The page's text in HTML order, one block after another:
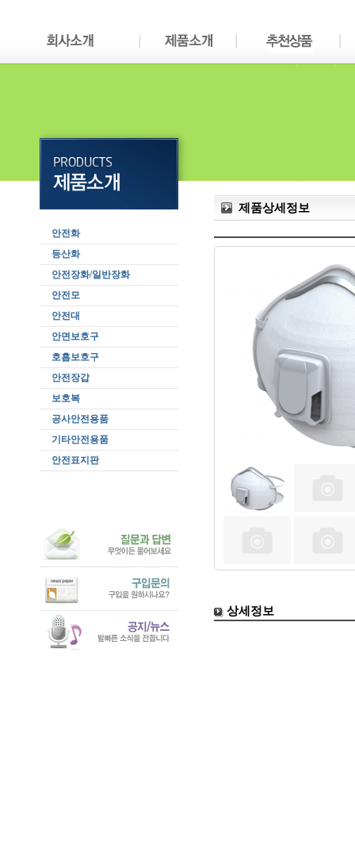
안전화
등산화
안전장화/일반장화
안전모
안전대
안면보호구
호흡보호구
안전장갑
보호복
공사안전용품
기타안전용품
안전표지판
제품상세정보
상세정보